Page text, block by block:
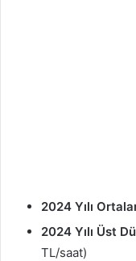
2024 Yılı
2024 Yılı Üst
TL/saat)